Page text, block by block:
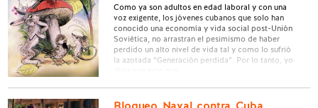
Como ya son adultos en edad laboral y con una
voz exigente, los jóvenes cubanos que solo han
conocido una economía y vida social post-Unión
Soviética, no arrastran el pesimismo de haber
perdido un alto nivel de vida tal y como lo sufrió
la azotada “Generación perdida”. Por lo tanto, yo